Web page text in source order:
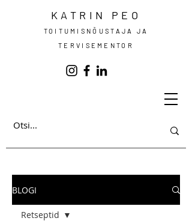
KATRIN PEO
TOITUMISNÕUSTAJA JA
TERVISEMENTOR
BLOGI
Retseptid